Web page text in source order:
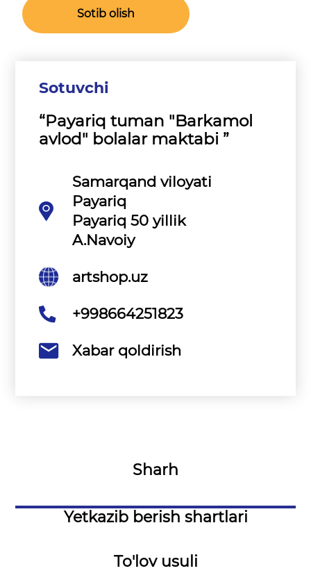
Sotib olish
Sotuvchi
“Payariq tuman "Barkamol
avlod" bolalar maktabi ”
Samarqand viloyati
Payariq
Payariq 50 yillik
A.Navoiy
artshop.uz
+998664251823
Xabar qoldirish
Sharh
Yetkazib berish shartlari
To'lov usuli